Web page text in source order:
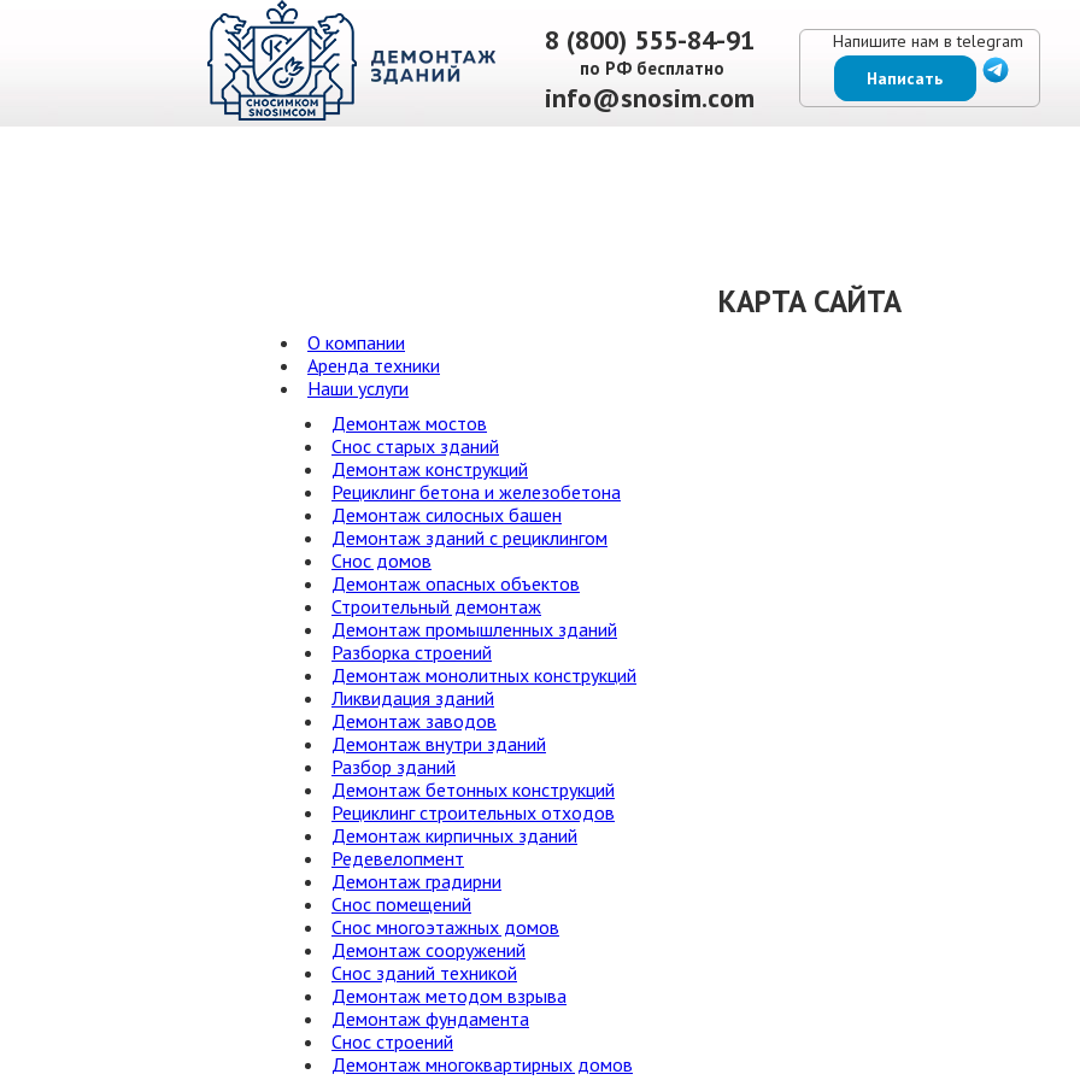
8 (800) 555-84-91
по РФ бесплатно
info@snosim.com
Напишите нам в telegram
Написать
КАРТА САЙТА
О компании
Аренда техники
Наши услуги
Демонтаж мостов
Снос старых зданий
Демонтаж конструкций
Рециклинг бетона и железобетона
Демонтаж силосных башен
Демонтаж зданий с рециклингом
Снос домов
Демонтаж опасных объектов
Строительный демонтаж
Демонтаж промышленных зданий
Разборка строений
Демонтаж монолитных конструкций
Ликвидация зданий
Демонтаж заводов
Демонтаж внутри зданий
Разбор зданий
Демонтаж бетонных конструкций
Рециклинг строительных отходов
Демонтаж кирпичных зданий
Редевелопмент
Демонтаж градирни
Снос помещений
Снос многоэтажных домов
Демонтаж сооружений
Снос зданий техникой
Демонтаж методом взрыва
Демонтаж фундамента
Снос строений
Демонтаж многоквартирных домов